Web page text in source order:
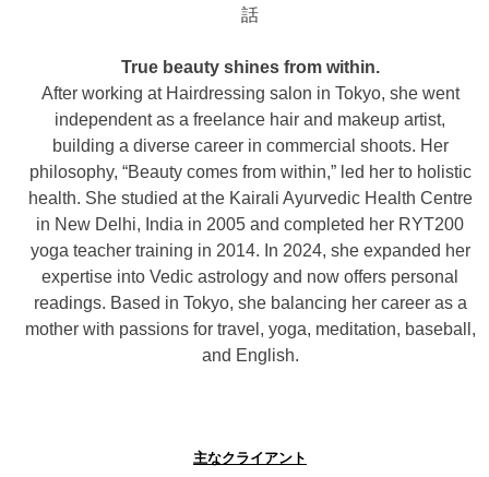
話
True beauty shines from within.
After working at Hairdressing salon in Tokyo, she went
independent as a freelance hair and makeup artist,
building a diverse career in commercial shoots. Her
philosophy, “Beauty comes from within,” led her to holistic
health. She studied at the Kairali Ayurvedic Health Centre
in New Delhi, India in 2005 and completed her RYT200
yoga teacher training in 2014. In 2024, she expanded her
expertise into Vedic astrology and now offers personal
readings. Based in Tokyo, she balancing her career as a
mother with passions for travel, yoga, meditation, baseball,
and English.
主なクライアント